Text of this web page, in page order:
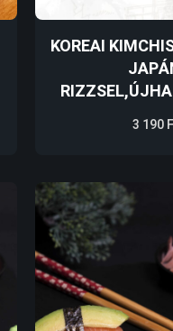
KOREAI
3 190